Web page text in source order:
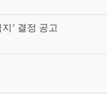
’ 결정 공고